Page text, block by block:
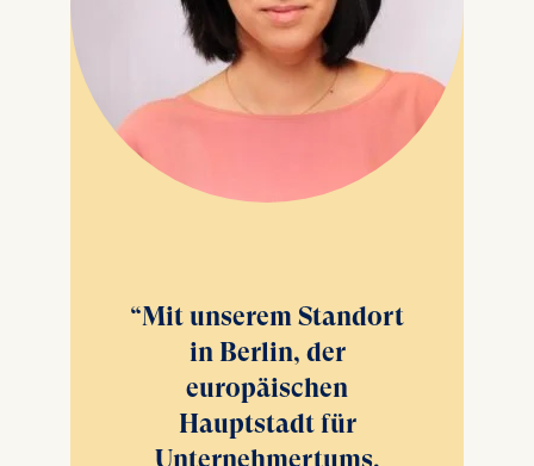
Mit unserem Standort
in Berlin, der
europäischen
Hauptstadt für
Unternehmertums,